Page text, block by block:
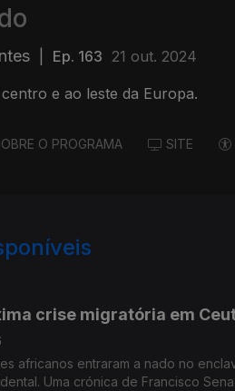
Ep. 163 21 out. 2024
e ao leste da Europa.
O PROGRAMA SITE
crise migratória em
africanos entraram a nado no
Uma crónica de Francisco